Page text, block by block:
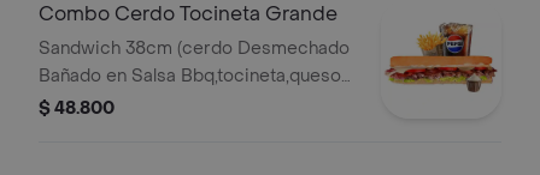
Combo Cerdo Tocineta Grande
Sandwich 38cm (cerdo Desmechado
Bañado en Salsa Bbq,tocineta,queso
Mozzarella,tomate,lechuga y Salsa de
$ 48.800